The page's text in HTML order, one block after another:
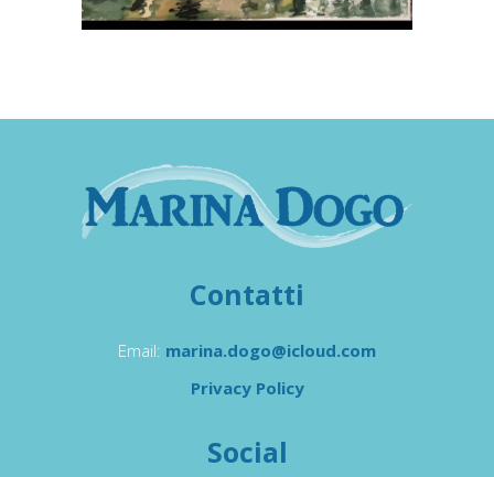
Contatti
Email: marina.dogo@icloud.com
Privacy Policy
Social